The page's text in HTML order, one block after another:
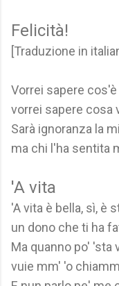
Felicità!
[Traduzione in
Vorrei sapere
vorrei sapere cosa
Sarà ignoranza la
ma chi l'ha sentita
'A vita
'A vita è bella, sì, è
un dono che ti ha
Ma quanno po' 'sta
vuie mm' 'o